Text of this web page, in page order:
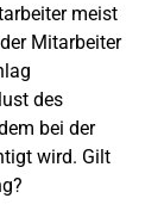
meist
Mitarbeiter
des
bei der
wird. Gilt